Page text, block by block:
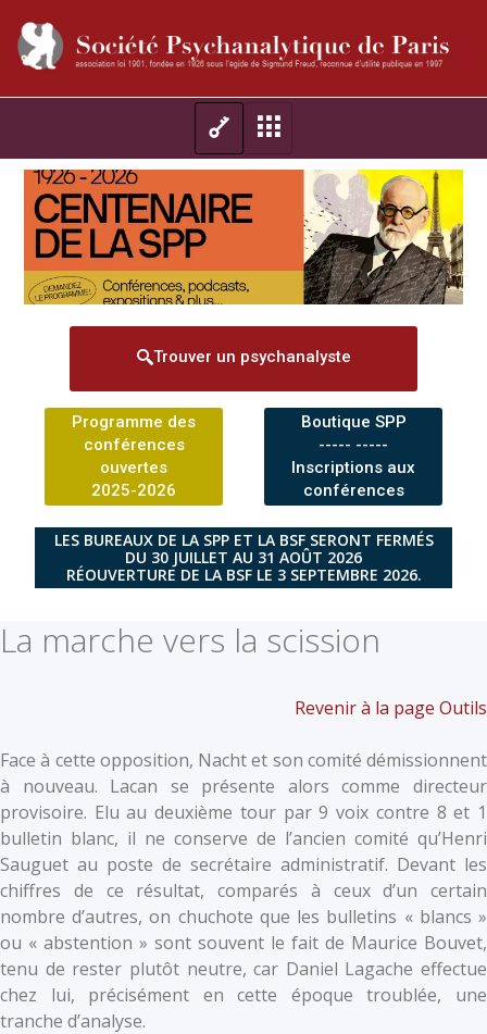
Trouver un psychanalyste
Programme des
conférences
ouvertes
2025-2026
Boutique SPP
----- -----
Inscriptions aux
conférences
LES BUREAUX DE LA SPP ET LA BSF SERONT FERMÉS
DU 30 JUILLET AU 31 AOÛT 2026
RÉOUVERTURE DE LA BSF LE 3 SEPTEMBRE 2026.
La marche vers la scission
Revenir à la page Outils
Face à cette opposition, Nacht et son comité démissionnent
à nouveau. Lacan se présente alors comme directeur
provisoire. Elu au deuxième tour par 9 voix contre 8 et 1
bulletin blanc, il ne conserve de l’ancien comité qu’Henri
Sauguet au poste de secrétaire administratif. Devant les
chiffres de ce résultat, comparés à ceux d’un certain
nombre d’autres, on chuchote que les bulletins « blancs »
ou « abstention » sont souvent le fait de Maurice Bouvet,
tenu de rester plutôt neutre, car Daniel Lagache effectue
chez lui, précisément en cette époque troublée, une
tranche d’analyse.